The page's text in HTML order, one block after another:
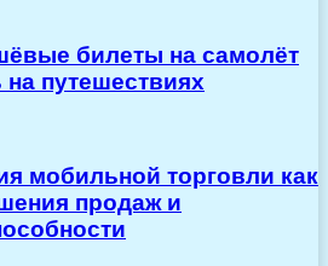
билеты на самолёт
путешествиях
мобильной торговли как
продаж и